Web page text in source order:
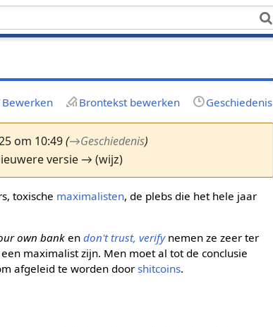
Bewerken Brontekst bewerken Geschiedenis
om 10:49(→Geschiedenis)
versie → (wijz)
toxische maximalisten, de plebs die het hele jaar
own bankendon't trust, verifynemen ze zeer ter
maximalist zijn. Men moet al tot de conclusie
afgeleid te worden doorshitcoins.